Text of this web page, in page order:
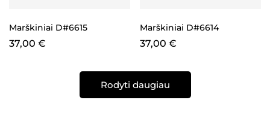
Marškiniai D#6615
37,00 €
Marškiniai D#6614
37,00 €
Rodyti daugiau